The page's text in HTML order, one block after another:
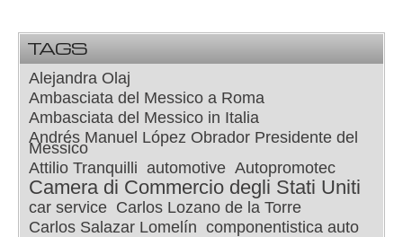
TAGS
Alejandra Olaj
Ambasciata del Messico a Roma
Ambasciata del Messico in Italia
Andrés Manuel López Obrador Presidente del
Messico
Attilio Tranquilli automotive Autopromotec
Camera di Commercio degli Stati Uniti
car service Carlos Lozano de la Torre
Carlos Salazar Lomelín componentistica auto